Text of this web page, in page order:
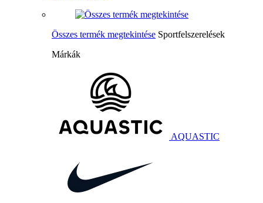
Összes termék megtekintése Sportfelszerelések
Márkák
AQUASTIC